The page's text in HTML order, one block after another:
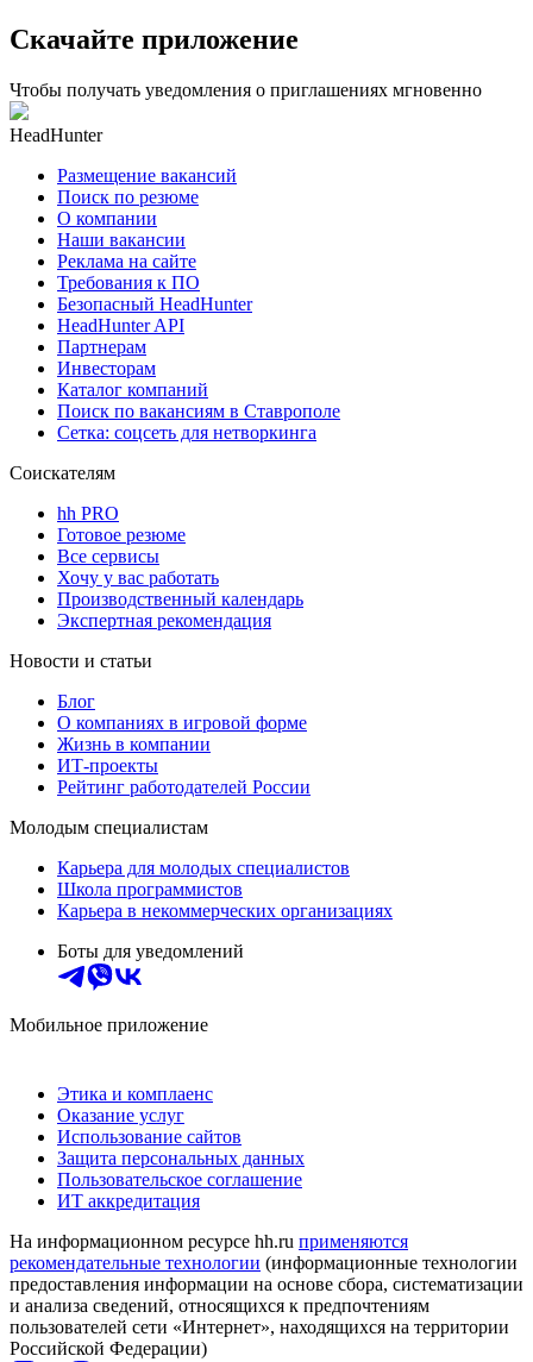
Скачайте приложение
Чтобы получать уведомления о приглашениях мгновенно
HeadHunter
Размещение вакансий
Поиск по резюме
О компании
Наши вакансии
Реклама на сайте
Требования к ПО
Безопасный HeadHunter
HeadHunter API
Партнерам
Инвесторам
Каталог компаний
Поиск по вакансиям в Ставрополе
Сетка: соцсеть для нетворкинга
Соискателям
hh PRO
Готовое резюме
Все сервисы
Хочу у вас работать
Производственный календарь
Экспертная рекомендация
Новости и статьи
Блог
О компаниях в игровой форме
Жизнь в компании
ИТ-проекты
Рейтинг работодателей России
Молодым специалистам
Карьера для молодых специалистов
Школа программистов
Карьера в некоммерческих организациях
Боты для уведомлений
Мобильное приложение
Этика и комплаенс
Оказание услуг
Использование сайтов
Защита персональных данных
Пользовательское соглашение
ИТ аккредитация
На информационном ресурсе hh.ru применяются
рекомендательные технологии (информационные технологии
предоставления информации на основе сбора, систематизации
и анализа сведений, относящихся к предпочтениям
пользователей сети «Интернет», находящихся на территории
Российской Федерации)